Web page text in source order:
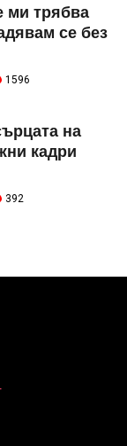
ми трябва
се без
1596
на
кадри
392